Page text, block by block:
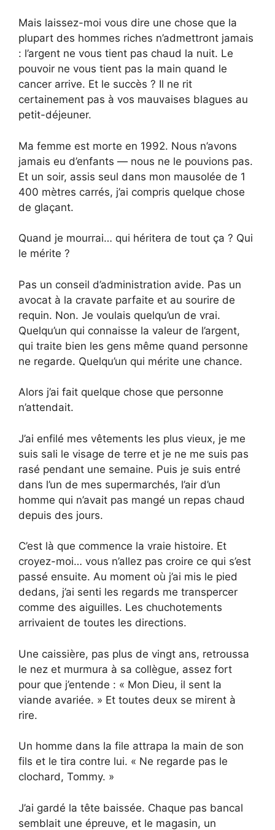
Mais laissez-moi vous dire une chose que la
plupart des hommes riches n’admettront jamais
: l’argent ne vous tient pas chaud la nuit. Le
pouvoir ne vous tient pas la main quand le
cancer arrive. Et le succès ? Il ne rit
certainement pas à vos mauvaises blagues au
petit-déjeuner.
Ma femme est morte en 1992. Nous n’avons
jamais eu d’enfants — nous ne le pouvions pas.
Et un soir, assis seul dans mon mausolée de 1
400 mètres carrés, j’ai compris quelque chose
de glaçant.
Quand je mourrai… qui héritera de tout ça ? Qui
le mérite ?
Pas un conseil d’administration avide. Pas un
avocat à la cravate parfaite et au sourire de
requin. Non. Je voulais quelqu’un de vrai.
Quelqu’un qui connaisse la valeur de l’argent,
qui traite bien les gens même quand personne
ne regarde. Quelqu’un qui mérite une chance.
Alors j’ai fait quelque chose que personne
n’attendait.
J’ai enfilé mes vêtements les plus vieux, je me
suis sali le visage de terre et je ne me suis pas
rasé pendant une semaine. Puis je suis entré
dans l’un de mes supermarchés, l’air d’un
homme qui n’avait pas mangé un repas chaud
depuis des jours.
C’est là que commence la vraie histoire. Et
croyez-moi… vous n’allez pas croire ce qui s’est
passé ensuite. Au moment où j’ai mis le pied
dedans, j’ai senti les regards me transpercer
comme des aiguilles. Les chuchotements
arrivaient de toutes les directions.
Une caissière, pas plus de vingt ans, retroussa
le nez et murmura à sa collègue, assez fort
pour que j’entende : « Mon Dieu, il sent la
viande avariée. » Et toutes deux se mirent à
rire.
Un homme dans la file attrapa la main de son
fils et le tira contre lui. « Ne regarde pas le
clochard, Tommy. »
J’ai gardé la tête baissée. Chaque pas bancal
semblait une épreuve, et le magasin, un